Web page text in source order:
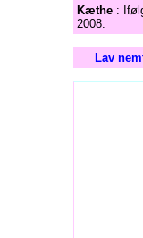
Kæthe :
2008.
Lav